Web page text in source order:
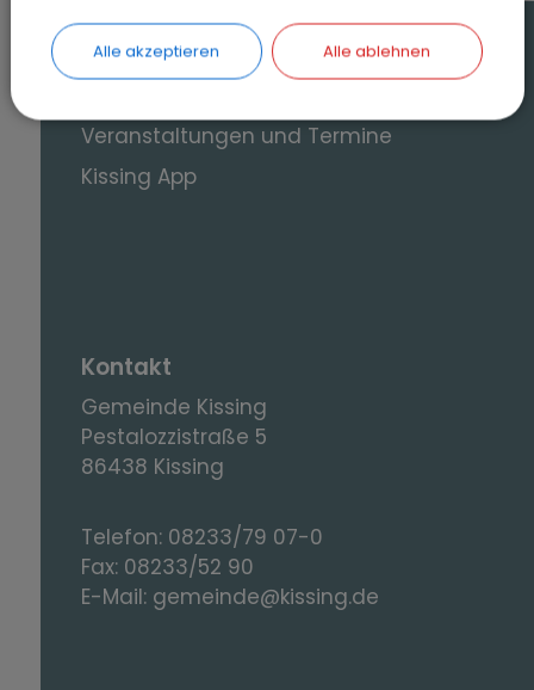
Auf einen Blick
Veranstaltungen und Termine
Kissing App
Kontakt
Gemeinde Kissing
Pestalozzistraße 5
86438 Kissing
Telefon: 08233/79 07-0
Fax: 08233/52 90
E-Mail: gemeinde@kissing.de
Alle akzeptieren Alle ablehnen